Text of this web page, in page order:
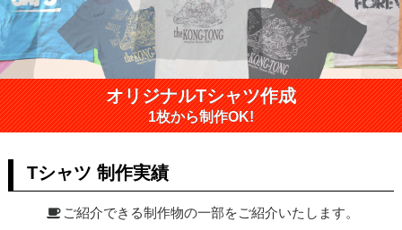
オリジナルTシャツ作成
1枚から制作OK!
Tシャツ 制作実績
ご紹介できる制作物の一部をご紹介いたします。